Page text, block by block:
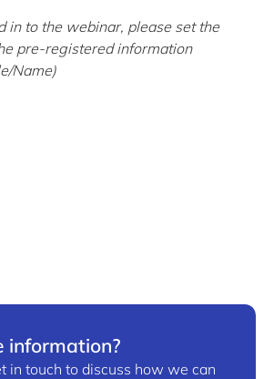
to the webinar, please set the
pre-registered information
Name)
information?
in touch to discuss how we can